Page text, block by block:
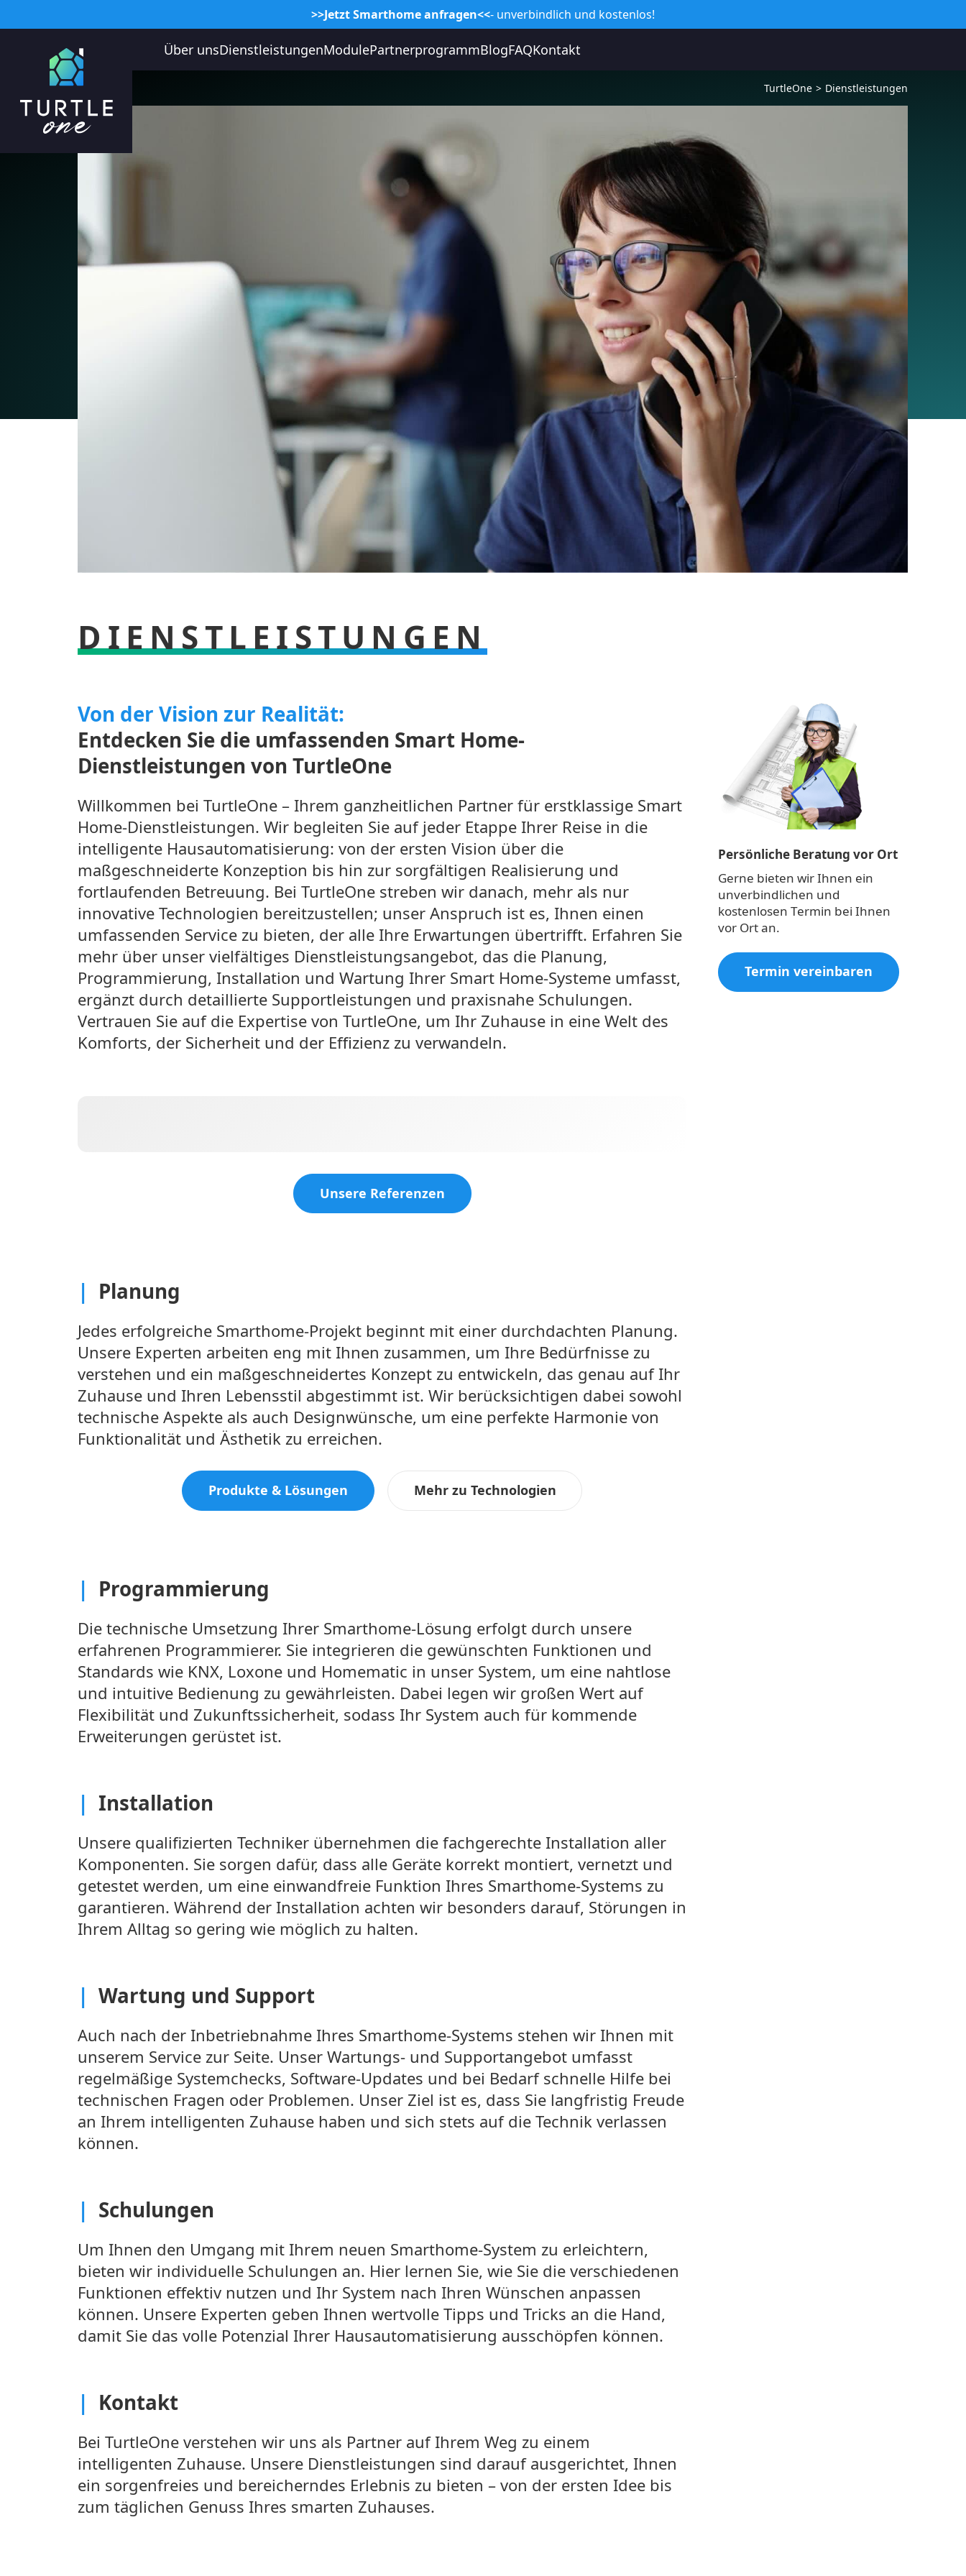
>>Jetzt Smarthome anfragen<<- unverbindlich und kostenlos!
Über unsDienstleistungenModulePartnerprogrammBlogFAQKontakt
TurtleOne Dienstleistungen
DIENSTLEISTUNGEN
Von der Vision zur Realität:
Entdecken Sie die umfassenden Smart Home-
Dienstleistungen von TurtleOne
Willkommen bei TurtleOne – Ihrem ganzheitlichen Partner für erstklassige Smart
Home-Dienstleistungen. Wir begleiten Sie auf jeder Etappe Ihrer Reise in die
intelligente Hausautomatisierung: von der ersten Vision über die
maßgeschneiderte Konzeption bis hin zur sorgfältigen Realisierung und
fortlaufenden Betreuung. Bei TurtleOne streben wir danach, mehr als nur
innovative Technologien bereitzustellen; unser Anspruch ist es, Ihnen einen
umfassenden Service zu bieten, der alle Ihre Erwartungen übertrifft. Erfahren Sie
mehr über unser vielfältiges Dienstleistungsangebot, das die Planung,
Programmierung, Installation und Wartung Ihrer Smart Home-Systeme umfasst,
ergänzt durch detaillierte Supportleistungen und praxisnahe Schulungen.
Vertrauen Sie auf die Expertise von TurtleOne, um Ihr Zuhause in eine Welt des
Komforts, der Sicherheit und der Effizienz zu verwandeln.
Unsere Referenzen
| Planung
Jedes erfolgreiche Smarthome-Projekt beginnt mit einer durchdachten Planung.
Unsere Experten arbeiten eng mit Ihnen zusammen, um Ihre Bedürfnisse zu
verstehen und ein maßgeschneidertes Konzept zu entwickeln, das genau auf Ihr
Zuhause und Ihren Lebensstil abgestimmt ist. Wir berücksichtigen dabei sowohl
technische Aspekte als auch Designwünsche, um eine perfekte Harmonie von
Funktionalität und Ästhetik zu erreichen.
Produkte & Lösungen Mehr zu Technologien
| Programmierung
Die technische Umsetzung Ihrer Smarthome-Lösung erfolgt durch unsere
erfahrenen Programmierer. Sie integrieren die gewünschten Funktionen und
Standards wie KNX, Loxone und Homematic in unser System, um eine nahtlose
und intuitive Bedienung zu gewährleisten. Dabei legen wir großen Wert auf
Flexibilität und Zukunftssicherheit, sodass Ihr System auch für kommende
Erweiterungen gerüstet ist.
| Installation
Unsere qualifizierten Techniker übernehmen die fachgerechte Installation aller
Komponenten. Sie sorgen dafür, dass alle Geräte korrekt montiert, vernetzt und
getestet werden, um eine einwandfreie Funktion Ihres Smarthome-Systems zu
garantieren. Während der Installation achten wir besonders darauf, Störungen in
Ihrem Alltag so gering wie möglich zu halten.
| Wartung und Support
Auch nach der Inbetriebnahme Ihres Smarthome-Systems stehen wir Ihnen mit
unserem Service zur Seite. Unser Wartungs- und Supportangebot umfasst
regelmäßige Systemchecks, Software-Updates und bei Bedarf schnelle Hilfe bei
technischen Fragen oder Problemen. Unser Ziel ist es, dass Sie langfristig Freude
an Ihrem intelligenten Zuhause haben und sich stets auf die Technik verlassen
können.
| Schulungen
Um Ihnen den Umgang mit Ihrem neuen Smarthome-System zu erleichtern,
bieten wir individuelle Schulungen an. Hier lernen Sie, wie Sie die verschiedenen
Funktionen effektiv nutzen und Ihr System nach Ihren Wünschen anpassen
können. Unsere Experten geben Ihnen wertvolle Tipps und Tricks an die Hand,
damit Sie das volle Potenzial Ihrer Hausautomatisierung ausschöpfen können.
| Kontakt
Bei TurtleOne verstehen wir uns als Partner auf Ihrem Weg zu einem
intelligenten Zuhause. Unsere Dienstleistungen sind darauf ausgerichtet, Ihnen
ein sorgenfreies und bereicherndes Erlebnis zu bieten – von der ersten Idee bis
zum täglichen Genuss Ihres smarten Zuhauses.
Persönliche Beratung vor Ort
Gerne bieten wir Ihnen ein
unverbindlichen und
kostenlosen Termin bei Ihnen
vor Ort an.
Termin vereinbaren